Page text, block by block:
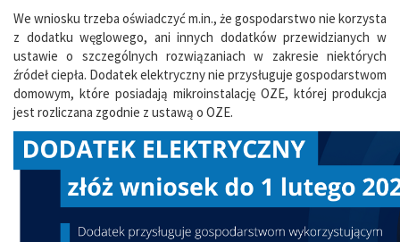
We wniosku trzeba oświadczyć m.in., że gospodarstwo nie korzysta
z dodatku węglowego, ani innych dodatków przewidzianych w
ustawie o szczególnych rozwiązaniach w zakresie niektórych
źródeł ciepła. Dodatek elektryczny nie przysługuje gospodarstwom
domowym, które posiadają mikroinstalację OZE, której produkcja
jest rozliczana zgodnie z ustawą o OZE.